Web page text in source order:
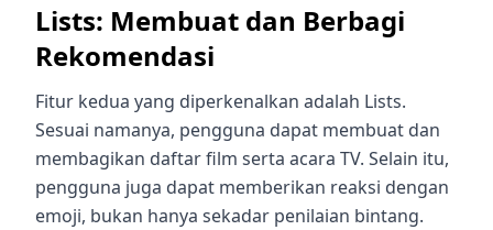
Lists: Membuat dan Berbagi
Rekomendasi
Fitur kedua yang diperkenalkan adalah Lists.
Sesuai namanya, pengguna dapat membuat dan
membagikan daftar film serta acara TV. Selain itu,
pengguna juga dapat memberikan reaksi dengan
emoji, bukan hanya sekadar penilaian bintang.